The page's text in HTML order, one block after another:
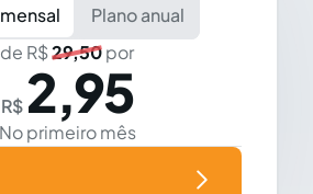
Plano anual
de R$29,50por
R$ 2,95
No primeiro mês